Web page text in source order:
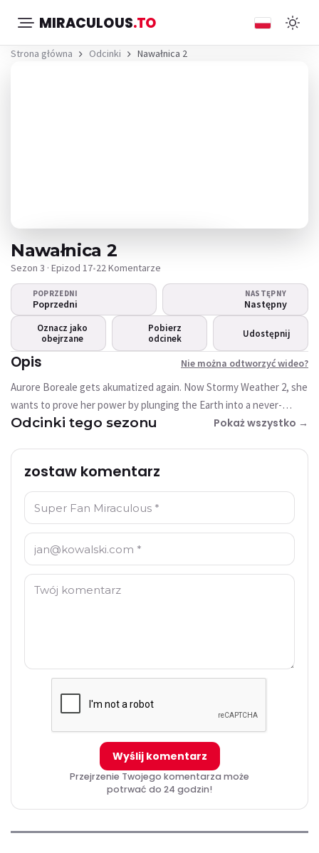
MIRACULOUS.TO
Strona główna Odcinki Nawałnica 2
Nie można odtworzyć
wideo?
Ten film nie jest obecnie dostępny
Nawałnica 2
Sezon 3 · Epizod 17•22 Komentarze
POPRZEDNI
Poprzedni
NASTĘPNY
Następny
Oznacz jako
obejrzane
Pobierz
odcinek
Udostępnij
Opis Nie można odtworzyć wideo?
Aurore Boreale gets akumatized again. Now Stormy Weather 2, she
wants to prove her power by plunging the Earth into a never-
ending winter. Ladybug and Cat Noir will have to keep their cool if
Odcinki tego sezonu Pokaż wszystko →
zostaw komentarz
Imię: *
E-mail: *
Komentarz: *
Wyślij komentarz
Przejrzenie Twojego komentarza może
potrwać do 24 godzin!